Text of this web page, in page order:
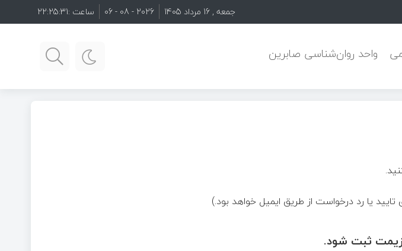
جمعه , 16 مرداد 1405 2026 - 08 - 06 ساعت :22:25:31
واحد روان‌شناسی صابرین
یا رد درخواست از طریق ایمیل خواهد بود.)
ثبت شود.